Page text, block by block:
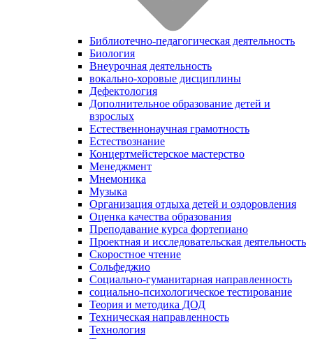
Библиотечно-педагогическая деятельность
Биология
Внеурочная деятельность
вокально-хоровые дисциплины
Дефектология
Дополнительное образование детей и
взрослых
Естественнонаучная грамотность
Естествознание
Концертмейстерское мастерство
Менеджмент
Мнемоника
Музыка
Организация отдыха детей и оздоровления
Оценка качества образования
Преподавание курса фортепиано
Проектная и исследовательская деятельность
Скоростное чтение
Сольфеджио
Социально-гуманитарная направленность
социально-психологическое тестирование
Теория и методика ДОД
Техническая направленность
Технология